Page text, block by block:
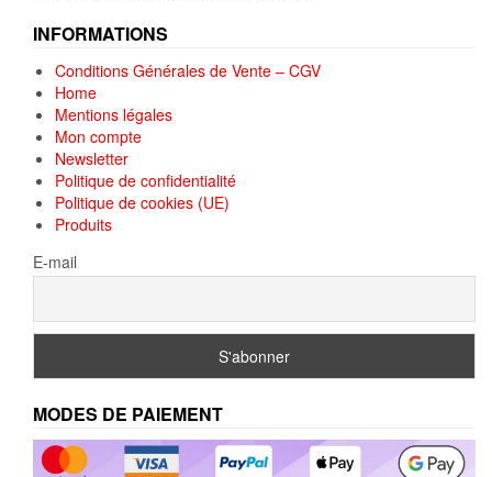
INFORMATIONS
Conditions Générales de Vente – CGV
Home
Mentions légales
Mon compte
Newsletter
Politique de confidentialité
Politique de cookies (UE)
Produits
E-mail
MODES DE PAIEMENT